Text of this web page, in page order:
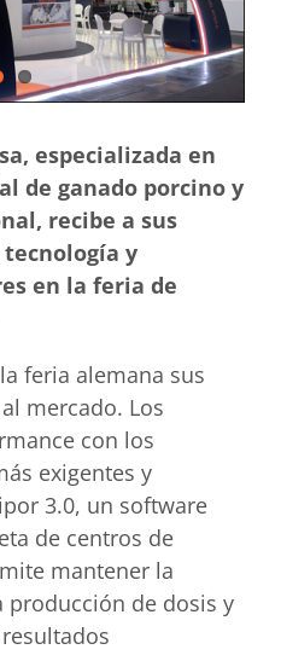
especializada en
de ganado porcino y
recibe a sus
y
en la feria de
feria alemana sus
mercado. Los
con los
exigentes y
3.0, un software
de centros de
mantener la
de dosis y